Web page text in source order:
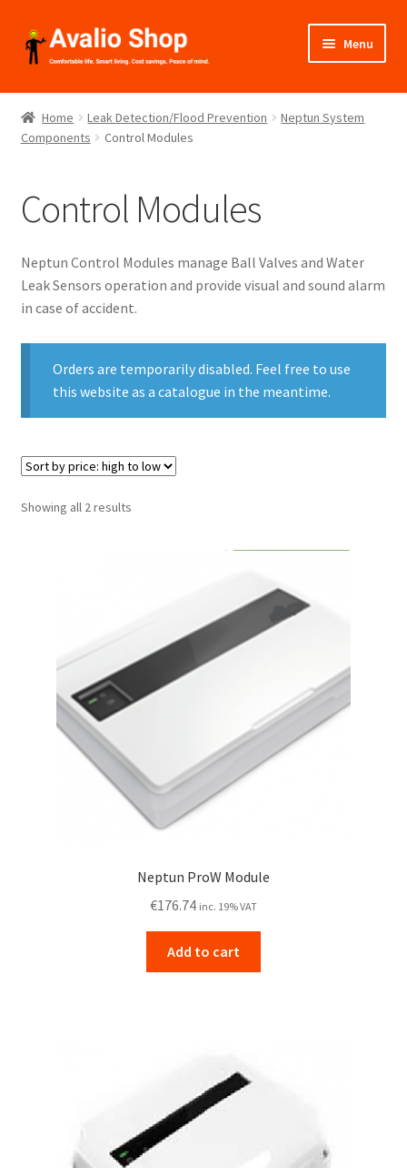
Skip
to
Skip
to
Menu
About Us
Shop
Projects
Expand
Home Leak Detection/Flood Prevention
Neptun System
Components
Control Modules
Control Modules
Neptun Control Modules manage Ball Valves and Water
Leak Sensors operation and provide visual and sound alarm
in case of accident.
Orders are temporarily disabled. Feel free to use
this website as a catalogue in the meantime.
Showing all 2 resultsSorted
Neptun ProW Module
€176.74 inc. 19% VAT
Add to cart